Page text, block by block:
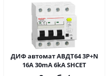
ДИФ автомат АВДТ64 3P+N
16A 30mA 6kA SHCET